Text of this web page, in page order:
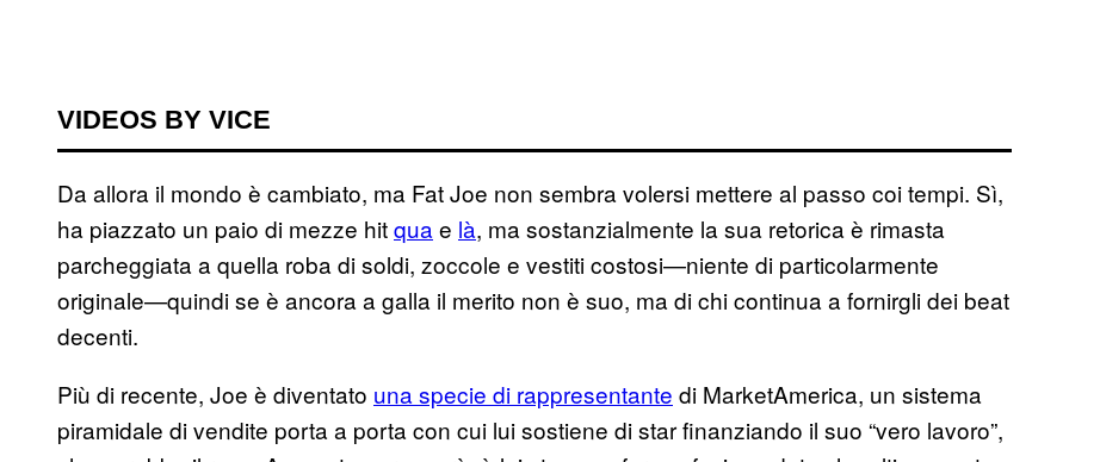
VIDEOS BY VICE
Da allora il mondo è cambiato, ma Fat Joe non sembra volersi mettere al passo coi tempi. Sì,
ha piazzato un paio di mezze hitqua e là, ma sostanzialmente la sua retorica è rimasta
parcheggiata a quella roba di soldi, zoccole e vestiti costosi—niente di particolarmente
originale—quindi se è ancora a galla il merito non è suo, ma di chi continua a fornirgli dei beat
decenti.
Più di recente, Joe è diventato una specie di rappresentante di MarketAmerica, un sistema
piramidale di vendite porta a porta con cui lui sostiene di star finanziando il suo “vero lavoro”,